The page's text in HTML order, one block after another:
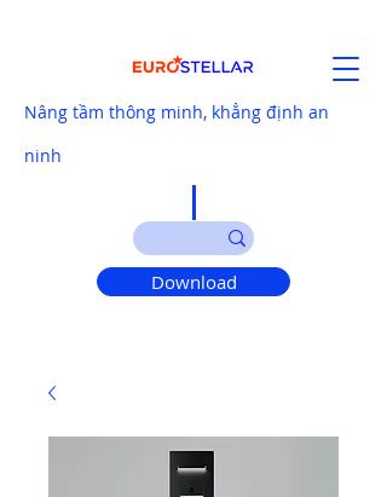
Nâng tầm thông minh, khẳng định an
ninh
Download